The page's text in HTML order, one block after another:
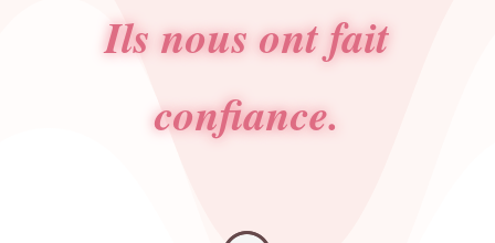
Ils nous ont fait
confiance.